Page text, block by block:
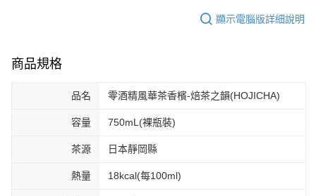
顯示電腦版詳細說明
商品規格
品名 零酒精風華茶香檳-焙茶之韻(HOJICHA)
容量 750mL(裸瓶裝)
茶源 日本靜岡縣
熱量 18kcal(每100ml)